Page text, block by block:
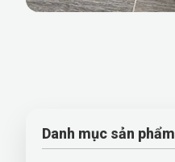
Danh mục sản phẩm